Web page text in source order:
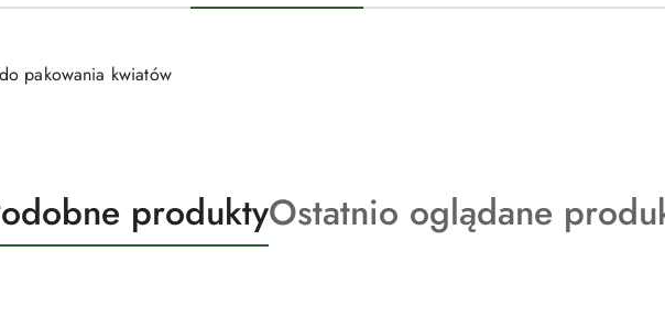
pakowania kwiatów
produktyProdukty
o
Ostatnio oglądane